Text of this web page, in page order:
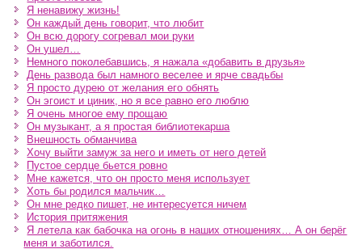
Я ненавижу жизнь!
Он каждый день говорит, что любит
Он всю дорогу согревал мои руки
Он ушел…
Немного поколебавшись, я нажала «добавить в друзья»
День развода был намного веселее и ярче свадьбы
Я просто дурею от желания его обнять
Он эгоист и циник, но я все равно его люблю
Я очень многое ему прощаю
Он музыкант, а я простая библиотекарша
Внешность обманчива
Хочу выйти замуж за него и иметь от него детей
Пустое сердце бьется ровно
Мне кажется, что он просто меня использует
Хоть бы родился мальчик…
Он мне редко пишет, не интересуется ничем
История притяжения
Я летела как бабочка на огонь в наших отношениях… А он берёг
меня и заботился.